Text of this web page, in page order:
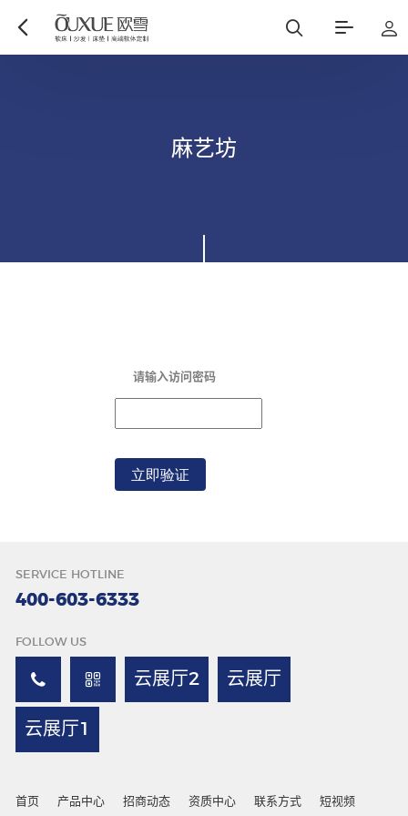
麻艺坊
请输入访问密码
SERVICE HOTLINE
400-603-6333
FOLLOW US
云展厅2 云展厅
云展厅1
首页 产品中心 招商动态 资质中心 联系方式 短视频